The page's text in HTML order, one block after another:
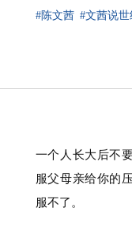
#陈文茜 #文茜说
一个人长大后不
服父母亲给你的
服不了。